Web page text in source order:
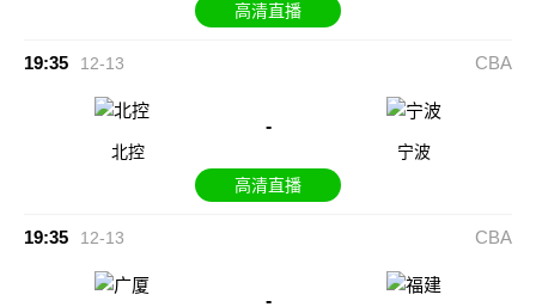
高清直播
19:35 12-13 CBA
北控
-
宁波
高清直播
19:35 12-13 CBA
-